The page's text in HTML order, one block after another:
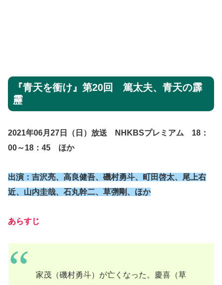
『青天を衝け』第20回 篤太夫、青天の霹
靂
2021年06月27日（日）放送 NHKBSプレミアム 18：
00～18：45 ほか
出演：吉沢亮、高良健吾、磯村勇斗、町田啓太、尾上右
近、山内圭哉、石丸幹二、草彅剛、 ほか
あらすじ
家茂（磯村勇斗）が亡くなった。慶喜（草